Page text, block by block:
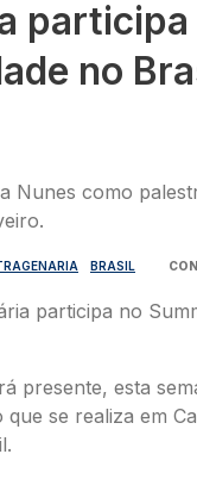
no
BRASIL
participa no
presente, esta
se realiza em